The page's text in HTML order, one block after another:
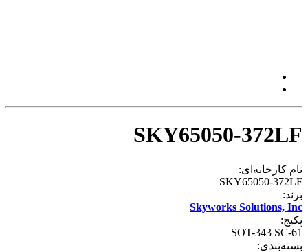
SKY65050-372LF
نام کارخانه‌ای:
SKY65050-372LF
برند:
Skyworks Solutions, Inc
پکیج:
SOT-343 SC-61
بسته‌بندی: